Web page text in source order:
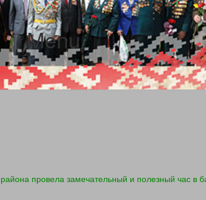
Menu
SKIP TO CONTENT
провела замечательный и полезный час в